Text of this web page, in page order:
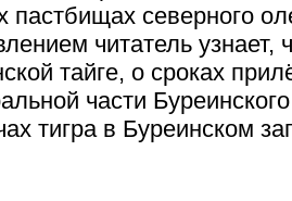
пастбищах северного
читатель узнает,
тайге, о сроках
части
тигра в Буреинском